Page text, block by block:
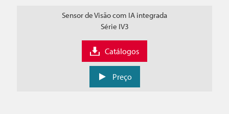
Sensor de Visão com IA integrada
Série IV3
Catálogos
Preço